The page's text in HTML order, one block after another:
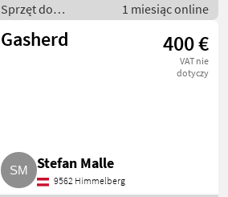
Sprzęt do
sprzedaży
pośredniej / Inny
1 miesiąc online
Gasherd 400 €
VAT nie
dotyczy
Stefan Malle
9562 Himmelberg